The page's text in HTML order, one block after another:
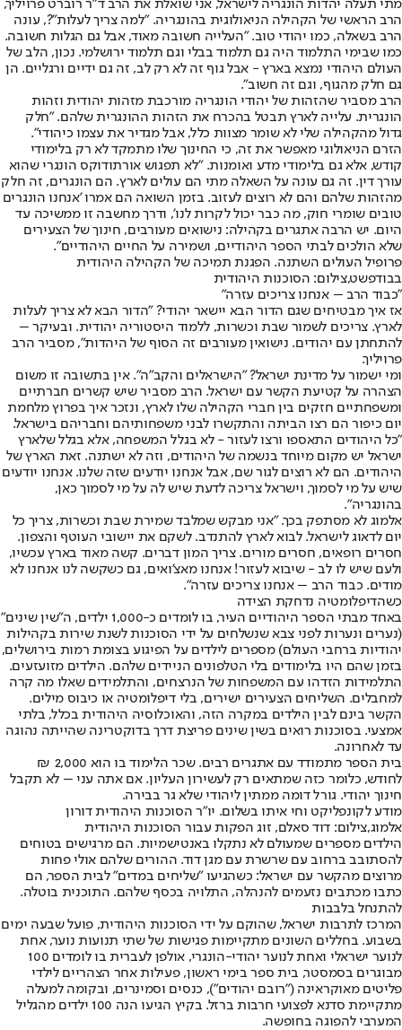
מתי תעלה יהדות הונגריה לישראל, אני שואלת את הרב ד"ר רוברט פרויליך,
הרב הראשי של הקהילה הניאולוגית בהונגריה. "למה צריך לעלות"?, עונה
הרב בשאלה, כמו יהודי טוב. "העלייה חשובה מאוד, אבל גם הגלות חשובה.
כמו שבימי התלמוד היה גם תלמוד בבלי וגם תלמוד ירושלמי. נכון, הלב של
העולם היהודי נמצא בארץ - אבל גוף זה לא רק לב, זה גם ידיים ורגליים. הן
גם חלק מהגוף, וגם זה חשוב".
הרב מסביר שהזהות של יהודי הונגריה מורכבת מזהות יהודית וזהות
הונגרית. עלייה לארץ תבטל בהכרח את הזהות ההונגרית שלהם. "חלק
גדול מהקהילה שלי לא שומר מצוות כלל, אבל מגדיר את עצמו כיהודי".
הזרם הניאולוגי מאפשר את זה, כי החינוך שלו מתמקד לא רק בלימודי
קודש, אלא גם בלימודי מדע ואומנות. "לא תפגוש אורתודוקס הונגרי שהוא
עורך דין. זה גם עונה על השאלה מתי הם עולים לארץ. הם הונגרים, זה חלק
מהזהות שלהם והם לא רוצים לעזוב. בזמן השואה הם אמרו 'אנחנו הונגרים
טובים שומרי חוק, מה כבר יכול לקרות לנו', ודרך מחשבה זו ממשיכה עד
היום. יש הרבה אתגרים בקהילה: נישואים מעורבים, חינוך של הצעירים
שלא הולכים לבתי הספר היהודיים, ושמירה על החיים היהודיים".
פרופיל העולים השתנה. הפגנת תמיכה של הקהילה היהודית
בבודפשט,צילום: הסוכנות היהודית
"כבוד הרב – אנחנו צריכים עזרה"
אז איך מבטיחים שגם הדור הבא יישאר יהודי? "הדור הבא לא צריך לעלות
לארץ. צריכים לשמור שבת וכשרות, ללמוד היסטוריה יהודית. ובעיקר –
להתחתן עם יהודים. נישואין מעורבים זה הסוף של היהדות", מסביר הרב
פרויליך.
ומי ישמור על מדינת ישראל? "הישראלים והקב"ה". אין בתשובה זו משום
הצהרה על קטיעת הקשר עם ישראל. הרב מסביר שיש קשרים חברתיים
ומשפחתיים חזקים בין חברי הקהילה שלו לארץ, ונזכר איך בפרוץ מלחמת
יום כיפור הם רצו הביתה והתקשרו לבני משפחותיהם וחבריהם בישראל.
"כל היהודים התאספו ורצו לעזור - לא בגלל המשפחה, אלא בגלל שלארץ
ישראל יש מקום מיוחד בנשמה של היהודים, וזה לא ישתנה. זאת הארץ של
היהודים. הם לא רוצים לגור שם, אבל אנחנו יודעים שזה שלנו. אנחנו יודעים
שיש על מי לסמוך, וישראל צריכה לדעת שיש לה על מי לסמוך כאן,
בהונגריה".
אלמוג לא מסתפק בכך. "אני מבקש שמלבד שמירת שבת וכשרות, צריך כל
יום לדאוג לישראל. לבוא לארץ להתנדב. לשקם את יישובי העוטף והצפון.
חסרים רופאים, חסרים מורים. צריך המון דברים. קשה מאוד בארץ עכשיו,
ולעם שיש לו לב - שיבוא לעזור! אנחנו מאצ'ואים, גם כשקשה לנו אנחנו לא
מודים. כבוד הרב – אנחנו צריכים עזרה".
כשהדיפלומטיה נדחקת הצידה
באחד מבתי הספר היהודיים העיר, בו לומדים כ-1,000 ילדים, ה"שין שינים"
(נערים ונערות לפני צבא שנשלחים על ידי הסוכנות לשנת שירות בקהילות
יהודיות ברחבי העולם) מספרים לילדים על הפיגוע בצומת רמות בירושלים,
בזמן שהם היו בלימודים בלי הטלפונים הניידים שלהם. הילדים מזועזעים.
התלמידות הזדהו עם המשפחות של הנרצחים, והתלמידים שאלו מה קרה
למחבלים. השליחים הצעירים ישירים, בלי דיפלומטיה או כיבוס מילים.
הקשר בינם לבין הילדים במקרה הזה, והאוכלוסיה היהודית בכלל, בלתי
אמצעי. בסוכנות רואים בשין שינים פריצת דרך בדוקטרינה שהייתה נהוגה
עד לאחרונה.
בית הספר מתמודד עם אתגרים רבים. שכר הלימוד בו הוא 2,000 ₪
לחודש, כלומר כזה שמתאים רק לעשירון העליון. אם אתה עני – לא תקבל
חינוך יהודי. גורל דומה ממתין ליהודי שלא גר בבירה.
מודע לקונפליקט וחי איתו בשלום. יו"ר הסוכנות היהודית דורון
אלמוג,צילום: דוד סאלם, זוג הפקות עבור הסוכנות היהודית
הילדים מספרים שמעולם לא נתקלו באנטישמיות. הם מרגישים בטוחים
להסתובב ברחוב עם שרשרת עם מגן דוד. ההורים שלהם אולי פחות
מרוצים מהקשר עם ישראל: כשהגיעו "שליחים במדים" לבית הספר, הם
כתבו מכתבים נזעמים להנהלה, התלויה בכסף שלהם. התוכנית בוטלה.
להתנחל בלבבות
המרכז לתרבות ישראל, שהוקם על ידי הסוכנות היהודית, פועל שבעה ימים
בשבוע. בחללים השונים מתקיימות פגישות של שתי תנועות נוער, אחת
לנוער ישראלי ואחת לנוער יהודי-הונגרי, אולפן לעברית בו לומדים 100
מבוגרים בסמסטר, בית ספר בימי ראשון, פעילות אחר הצהריים לילדי
פליטים מאוקראינה ("רובם יהודים"), כנסים וסמינרים, ובקומה למעלה
מתקיימת סדנא לפצועי חרבות ברזל. בקיץ הגיעו הנה 100 ילדים מהגליל
המערבי להפוגה בחופשה.